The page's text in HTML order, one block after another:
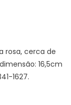
rosa, cerca de
16,5cm
1627.